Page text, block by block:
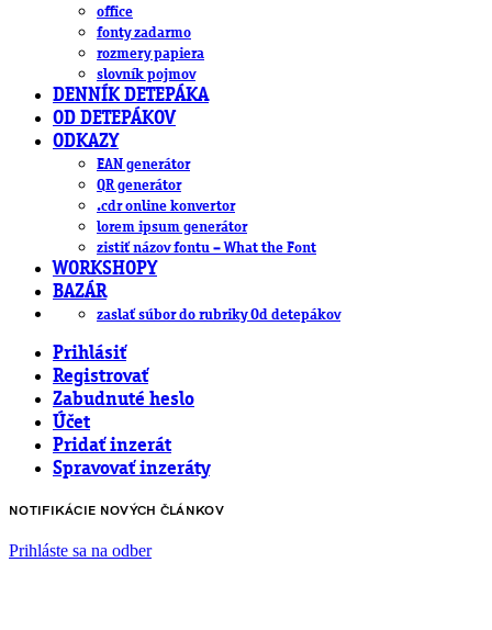
office
fonty zadarmo
rozmery papiera
slovník pojmov
DENNÍK DETEPÁKA
OD DETEPÁKOV
ODKAZY
EAN generátor
QR generátor
.cdr online konvertor
lorem ipsum generátor
zistiť názov fontu – What the Font
WORKSHOPY
BAZÁR
zaslať súbor do rubriky Od detepákov
Prihlásiť
Registrovať
Zabudnuté heslo
Účet
Pridať inzerát
Spravovať inzeráty
NOTIFIKÁCIE NOVÝCH ČLÁNKOV
Prihláste sa na odber